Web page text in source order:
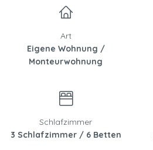
Art
Eigene Wohnung /
Monteurwohnung
Schlafzimmer
3 Schlafzimmer / 6 Betten